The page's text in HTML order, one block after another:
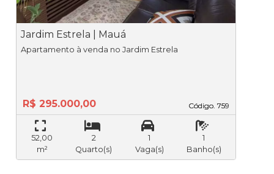
Jardim Estrela | Mauá
Código. 759
Código. 759
Apartamento à venda no Jardim Estrela
R$ 295.000,00
52,00
m²
2
Quarto(s)
1
Vaga(s)
1
Banho(s)